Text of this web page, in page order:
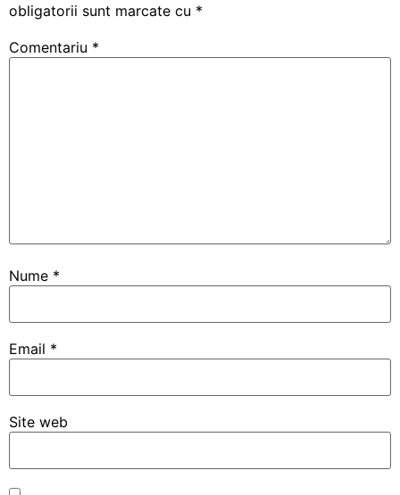
obligatorii sunt marcate cu *
Comentariu *
Nume *
Email *
Site web